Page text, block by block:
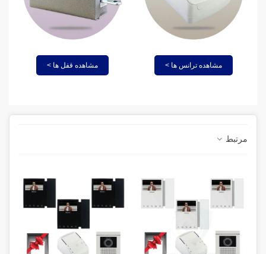
مشاهده ترانس ها > مشاهده قفل ها >
مرتبط